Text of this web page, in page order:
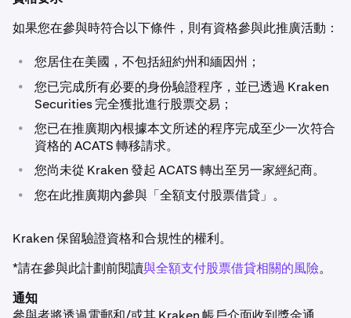
如果您在參與時符合以下條件，則有資格參與此推廣活動：
• 您居住在美國，不包括紐約州和緬因州；
•
您已完成所有必要的身份驗證程序，並已透過 Kraken
Securities 完全獲批進行股票交易；
•
您已在推廣期內根據本文所述的程序完成至少一次符合
資格的 ACATS 轉移請求。
• 您尚未從 Kraken 發起 ACATS 轉出至另一家經紀商。
• 您在此推廣期內參與「全額支付股票借貸」。
Kraken 保留驗證資格和合規性的權利。
*請在參與此計劃前閱讀與全額支付股票借貸相關的風險。
通知